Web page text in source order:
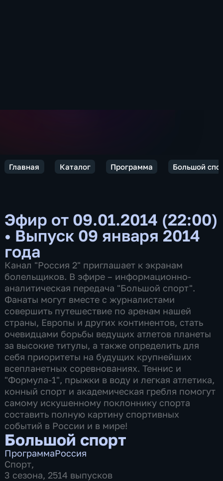
Главная Каталог Программа Большой
Эфир от 09.01.2014 (22:00)
• Выпуск 09 января 2014
года
Канал "Россия 2" приглашает к экранам
болельщиков. В эфире – информационно-
аналитическая передача "Большой спорт".
Фанаты могут вместе с журналистами
совершить путешествие по аренам нашей
страны, Европы и других континентов, стать
очевидцами борьбы ведущих атлетов планеты
за высокие титулы, а также определить для
себя приоритеты на будущих крупнейших
всепланетных соревнованиях. Теннис и
"Формула-1", прыжки в воду и легкая атлетика,
конный спорт и академическая гребля помогут
самому искушенному поклоннику спорта
составить полную картину спортивных
событий в России и в мире!
Большой спорт
ПрограммаРоссия
Спорт,
3 сезона, 2514 выпусков